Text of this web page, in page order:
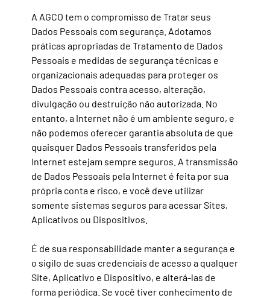
A AGCO tem o compromisso de Tratar seus
Dados Pessoais com segurança. Adotamos
práticas apropriadas de Tratamento de Dados
Pessoais e medidas de segurança técnicas e
organizacionais adequadas para proteger os
Dados Pessoais contra acesso, alteração,
divulgação ou destruição não autorizada. No
entanto, a Internet não é um ambiente seguro, e
não podemos oferecer garantia absoluta de que
quaisquer Dados Pessoais transferidos pela
Internet estejam sempre seguros. A transmissão
de Dados Pessoais pela Internet é feita por sua
própria conta e risco, e você deve utilizar
somente sistemas seguros para acessar Sites,
Aplicativos ou Dispositivos.
É de sua responsabilidade manter a segurança e
o sigilo de suas credenciais de acesso a qualquer
Site, Aplicativo e Dispositivo, e alterá-las de
forma periódica. Se você tiver conhecimento de